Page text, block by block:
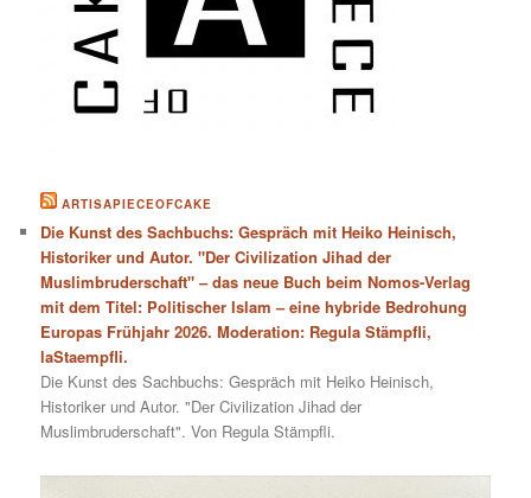
ARTISAPIECEOFCAKE
Die Kunst des Sachbuchs: Gespräch mit Heiko Heinisch,
Historiker und Autor. "Der Civilization Jihad der
Muslimbruderschaft" – das neue Buch beim Nomos-Verlag
mit dem Titel: Politischer Islam – eine hybride Bedrohung
Europas Frühjahr 2026. Moderation: Regula Stämpfli,
laStaempfli.
Die Kunst des Sachbuchs: Gespräch mit Heiko Heinisch,
Historiker und Autor. "Der Civilization Jihad der
Muslimbruderschaft". Von Regula Stämpfli.